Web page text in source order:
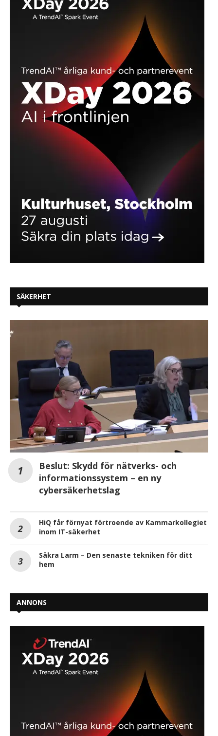
SÄKERHET
Beslut: Skydd för nätverks- och
informationssystem – en ny
cybersäkerhetslag
HiQ får förnyat förtroende av Kammarkollegiet
inom IT-säkerhet
Säkra Larm – Den senaste tekniken för ditt
hem
ANNONS